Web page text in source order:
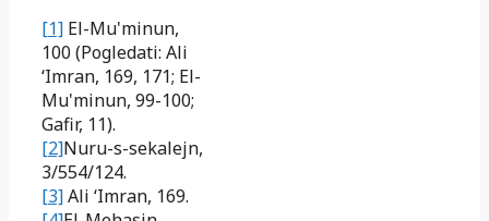
[1] El-Mu'minun,
100 (Pogledati: Ali
‘Imran, 169, 171; El-
Mu'minun, 99-100;
Gafir, 11).
[2]Nuru-s-sekalejn,
3/554/124.
[3]Ali ‘Imran, 169.